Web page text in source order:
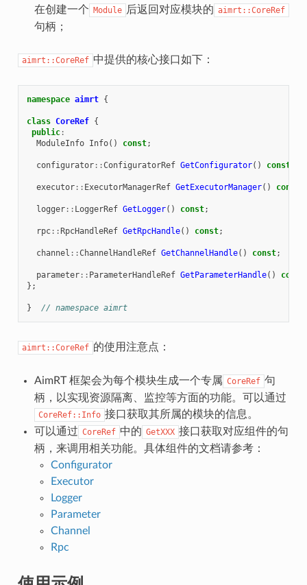
在创建一个 Module 后返回对应模块的 aimrt::CoreRef
句柄；
aimrt::CoreRef 中提供的核心接口如下：
namespace aimrt {
class CoreRef {
public:
ModuleInfo Info() const;
configurator::ConfiguratorRef GetConfigurator() const
executor:: ExecutorManagerRef GetExecutorManager() const
logger:: LoggerRef GetLogger() const;
rpc::RpcHandleRef GetRpcHandle() const;
channel ::ChannelHandleRef GetChannelHandle() const;
parameter:: ParameterHandleRef GetParameterHandle() const
};
} // namespace aimrt
aimrt::CoreRef 的使用注意点：
AimRT 框架会为每个模块生成一个专属 CoreRef 句
柄，以实现资源隔离、监控等方面的功能。可以通过
CoreRef::Info 接口获取其所属的模块的信息。
可以通过 CoreRef 中的 GetXXX 接口获取对应组件的句
柄，来调用相关功能。具体组件的文档请参考：
Configurator
Executor
Logger
Parameter
Channel
Rpc